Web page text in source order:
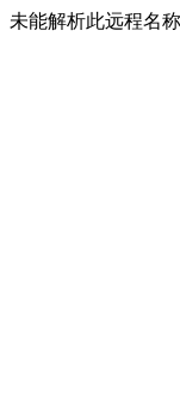
未能解析此远程名